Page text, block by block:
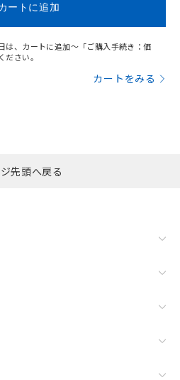
ートに追加
は、カートに追加～「ご購入手続き：価
さい。
カートをみる
先頭へ戻る